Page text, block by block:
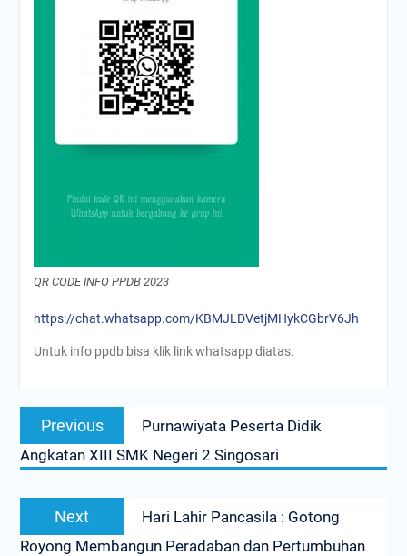
QR CODE INFO PPDB 2023
https://chat.whatsapp.com/KBMJLDVetjMHykCGbrV6Jh
Untuk info ppdb bisa klik link whatsapp diatas.
Navigasi
posPrevious
post:
Purnawiyata Peserta Didik
Angkatan XIII SMK Negeri 2 Singosari
Next
post:
Hari Lahir Pancasila : Gotong
Royong Membangun Peradaban dan Pertumbuhan